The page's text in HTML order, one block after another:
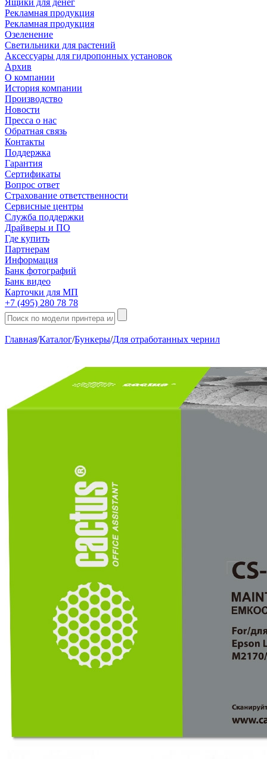
Ящики для денег
Рекламная продукция
Рекламная продукция
Озеленение
Светильники для растений
Аксессуары для гидропонных установок
Архив
О компании
История компании
Производство
Новости
Пресса о нас
Обратная связь
Контакты
Поддержка
Гарантия
Сертификаты
Вопрос ответ
Страхование ответственности
Сервисные центры
Служба поддержки
Драйверы и ПО
Где купить
Партнерам
Информация
Банк фотографий
Банк видео
Карточки для МП
+7 (495) 280 78 78
Главная/Каталог/Бункеры/Для отработанных чернил